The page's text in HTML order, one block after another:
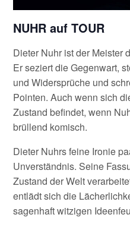
NUHR auf TOUR
Dieter Nuhr ist der Meister
Er seziert die Gegenwart,
und Widersprüche und
Pointen. Auch wenn sich
Zustand befindet, wenn
brüllend komisch.
Dieter Nuhrs feine Ironie
Unverständnis. Seine
Zustand der Welt
entlädt sich die
sagenhaft witzigen